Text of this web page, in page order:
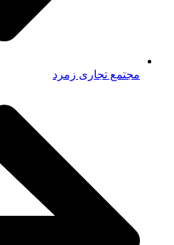
مجتمع تجاری زمرد